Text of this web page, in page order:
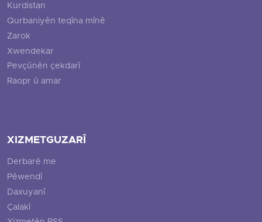
Kurdistan
Qurbaniyên teqîna mînê
Zarok
Xwendekar
Pevçûnên çekdarî
Raopr û amar
XIZMETGUZARÎ
Derbarê me
Pêwendî
Daxuyanî
Çalakî